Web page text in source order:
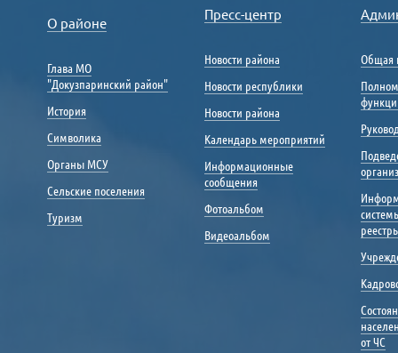
О районе
Глава МО
"Докузпаринский район"
История
Символика
Органы МСУ
Сельские поселения
Туризм
Пресс-центр
Новости района
Новости республики
Новости района
Календарь мероприятий
Информационные
сообщения
Фотоальбом
Видеоальбом
Общая
от ЧС